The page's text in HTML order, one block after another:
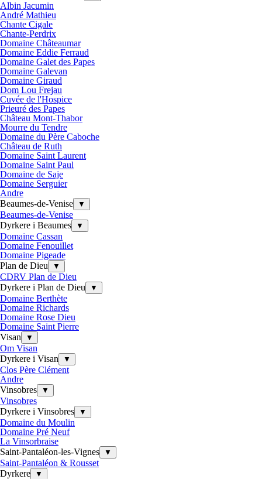
Albin Jacumin
André Mathieu
Chante Cigale
Chante-Perdrix
Domaine Châteaumar
Domaine Eddie Ferraud
Domaine Galet des Papes
Domaine Galevan
Domaine Giraud
Dom Lou Frejau
Cuvée de l'Hospice
Prieuré des Papes
Château Mont-Thabor
Mourre du Tendre
Domaine du Père Caboche
Château de Ruth
Domaine Saint Laurent
Domaine Saint Paul
Domaine de Saje
Domaine Serguier
Andre
Beaumes-de-Venise
▼
Beaumes-de-Venise
Dyrkere i Beaumes
▼
Domaine Cassan
Domaine Fenouillet
Domaine Pigeade
Plan de Dieu
▼
CDRV Plan de Dieu
Dyrkere i Plan de Dieu
▼
Domaine Berthète
Domaine Richards
Domaine Rose Dieu
Domaine Saint Pierre
Visan
▼
Om Visan
Dyrkere i Visan
▼
Clos Père Clément
Andre
Vinsobres
▼
Vinsobres
Dyrkere i Vinsobres
▼
Domaine du Moulin
Domaine Pré Neuf
La Vinsorbraise
Saint-Pantaléon-les-Vignes
▼
Saint-Pantaléon & Rousset
Dyrkere
▼